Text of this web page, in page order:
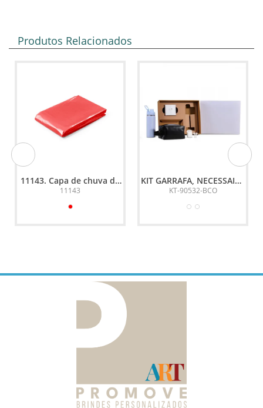
Produtos Relacionados
11143. Capa de chuva de
tamanho único
11143
KIT GARRAFA, NECESSAIRE
E FONE - 3 PÇS
KT-90532-BCO